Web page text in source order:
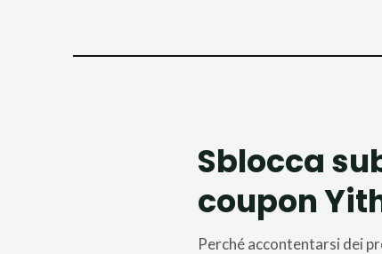
Sblocca
coupon
Perché accontentarsi dei